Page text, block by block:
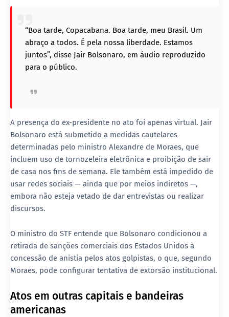
“Boa tarde, Copacabana. Boa tarde, meu Brasil. Um
abraço a todos. É pela nossa liberdade. Estamos
juntos”, disse Jair Bolsonaro, em áudio reproduzido
para o público.
A presença do ex-presidente no ato foi apenas virtual. Jair
Bolsonaro está submetido a medidas cautelares
determinadas pelo ministro Alexandre de Moraes, que
incluem uso de tornozeleira eletrônica e proibição de sair
de casa nos fins de semana. Ele também está impedido de
usar redes sociais — ainda que por meios indiretos —,
embora não esteja vetado de dar entrevistas ou realizar
discursos.
O ministro do STF entende que Bolsonaro condicionou a
retirada de sanções comerciais dos Estados Unidos à
concessão de anistia pelos atos golpistas, o que, segundo
Moraes, pode configurar tentativa de extorsão institucional.
Atos em outras capitais e bandeiras
americanas